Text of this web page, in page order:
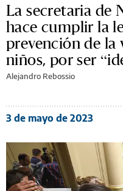
La secretaria de
hace cumplir la
prevención de
niños, por ser
Alejandro Rebossio
3 de mayo de 2023